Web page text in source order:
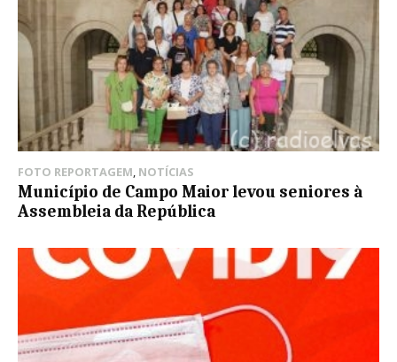
FOTO REPORTAGEM, NOTÍCIAS
Município de Campo Maior levou seniores à
Assembleia da República